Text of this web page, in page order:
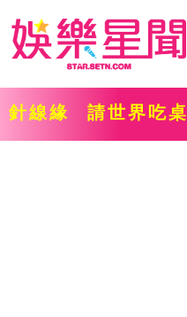
針線緣 請世界吃桌